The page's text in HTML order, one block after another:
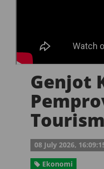
Genjot
Tourism
08 July 2026,
Ekonomi